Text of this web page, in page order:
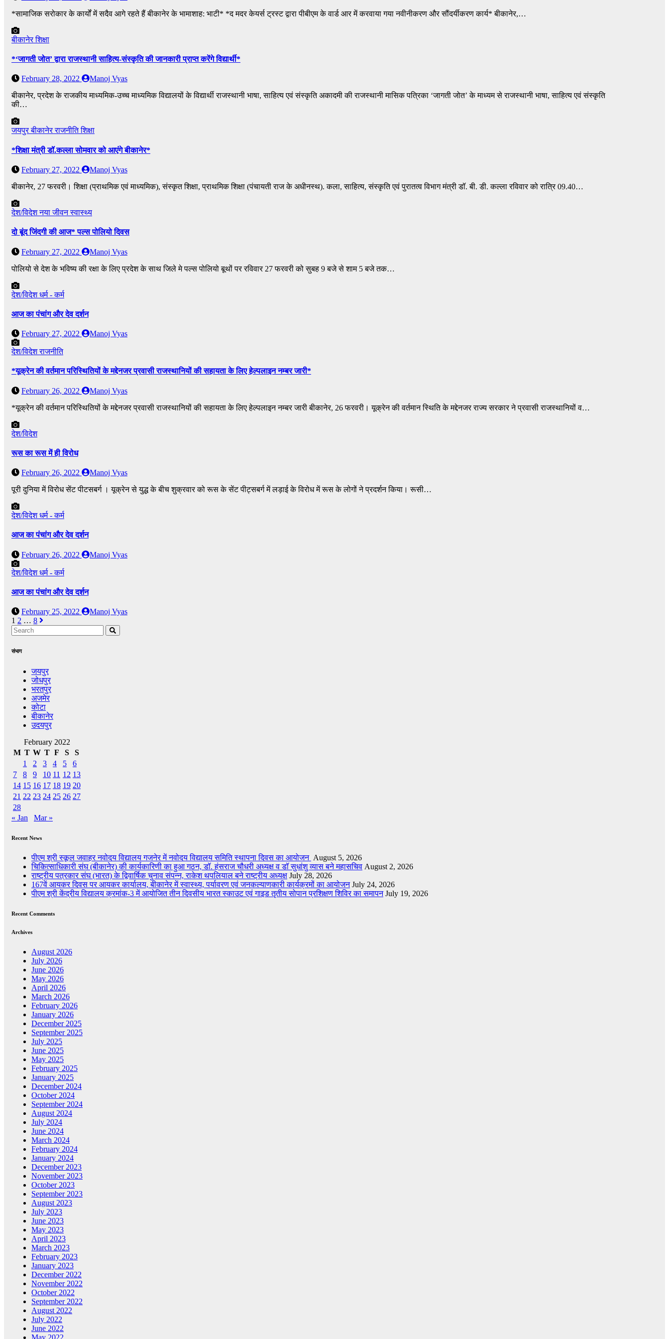
*सामाजिक सरोकार के कार्यों में सदैव आगे रहते हैं बीकानेर के भामाशाह: भाटी* *द मदर केयर्स ट्रस्ट द्वारा पीबीएम के वार्ड आर में करवाया गया नवीनीकरण और सौंदर्यीकरण कार्य* बीकानेर,…
बीकानेरशिक्षा
*‘जागती जोत’ द्वारा राजस्थानी साहित्य-संस्कृति की जानकारी प्राप्त करेंगे विद्यार्थी*
February 28, 2022
Manoj Vyas
बीकानेर, प्रदेश के राजकीय माध्यमिक-उच्च माध्यमिक विद्यालयों के विद्यार्थी राजस्थानी भाषा, साहित्य एवं संस्कृति अकादमी की राजस्थानी मासिक पत्रिका ‘जागती जोत’ के माध्यम से राजस्थानी भाषा, साहित्य एवं संस्कृति
की…
जयपुरबीकानेरराजनीतिशिक्षा
*शिक्षा मंत्री डॉ.कल्ला सोमवार को आएंगे बीकानेर*
February 27, 2022
Manoj Vyas
बीकानेर, 27 फरवरी। शिक्षा (प्राथमिक एवं माध्यमिक), संस्कृत शिक्षा, प्राथमिक शिक्षा (पंचायती राज के अधीनस्थ). कला, साहित्य, संस्कृति एवं पुरातत्व विभाग मंत्री डॉ. बी. डी. कल्ला रविवार को रात्रि 09.40…
देश/विदेशनया जीवनस्वास्थ्य
दो बूंद जिंदगी की आज* पल्स पोलियो दिवस
February 27, 2022
Manoj Vyas
पोलियो से देश के भविष्य की रक्षा के लिए प्रदेश के साथ जिले मे पल्स पोलियो बूथों पर रविवार 27 फरवरी को सुबह 9 बजे से शाम 5 बजे तक…
देश/विदेशधर्म - कर्म
आज का पंचांग और देव दर्शन
February 27, 2022 Manoj Vyas
देश/विदेशराजनीति
*यूक्रेन की वर्तमान परिस्थितियों के मद्देनजर प्रवासी राजस्थानियों की सहायता के लिए हेल्पलाइन नम्बर जारी*
February 26, 2022
Manoj Vyas
*यूक्रेन की वर्तमान परिस्थितियों के मद्देनजर प्रवासी राजस्थानियों की सहायता के लिए हेल्पलाइन नम्बर जारी बीकानेर, 26 फरवरी। यूक्रेन की वर्तमान स्थिति के मद्देनजर राज्य सरकार ने प्रवासी राजस्थानियों व…
देश/विदेश
रूस का रूस में ही विरोध
February 26, 2022
Manoj Vyas
पूरी दुनिया में विरोध सेंट पीटसबर्ग । यूक्रेन से युद्ध के बीच शुक्रवार को रूस के सेंट पीट्सबर्ग में लड़ाई के विरोध में रूस के लोगों ने प्रदर्शन किया। रूसी…
देश/विदेशधर्म - कर्म
आज का पंचांग और देव दर्शन
February 26, 2022 Manoj Vyas
देश/विदेशधर्म - कर्म
आज का पंचांग और देव दर्शन
February 25, 2022 Manoj Vyas
Posts
pagination
1 2 … 8
संभाग
जयपुर
जोधपुर
भरतपुर
अजमेर
कोटा
बीकानेर
उदयपुर
February 2022
M T W T F S
S
1
2 3 4 5
6
7
8 9 10 11 12 13
14 15 16 17 18 19 20
21 22 23 24 25 26 27
28
« Jan
Mar »
Recent News
पीएम श्री स्कूल जवाहर नवोदय विद्यालय गजनेर में नवोदय विद्यालय समिति स्थापना दिवस का आयोजन August 5, 2026
चिकित्साधिकारी संघ (बीकानेर) की कार्यकारिणी का हुआ गठन, डॉ. हंसराज चौधरी अध्यक्ष व डॉ सुधांशु व्यास बने महासचिव August 2, 2026
राष्ट्रीय पत्रकार संघ (भारत) के द्विवार्षिक चुनाव संपन्न, राकेश थपलियाल बने राष्ट्रीय अध्यक्ष July 28, 2026
167वें आयकर दिवस पर आयकर कार्यालय, बीकानेर में स्वास्थ्य, पर्यावरण एवं जनकल्याणकारी कार्यक्रमों का आयोजन July 24, 2026
पीएम श्री केंद्रीय विद्यालय क्रमांक-3 में आयोजित तीन दिवसीय भारत स्काउट एवं गाइड तृतीय सोपान प्रशिक्षण शिविर का समापन July 19, 2026
Recent Comments
Archives
August 2026
July 2026
June 2026
May 2026
April 2026
March 2026
February 2026
January 2026
December 2025
September 2025
July 2025
June 2025
May 2025
February 2025
January 2025
December 2024
October 2024
September 2024
August 2024
July 2024
June 2024
March 2024
February 2024
January 2024
December 2023
November 2023
October 2023
September 2023
August 2023
July 2023
June 2023
May 2023
April 2023
March 2023
February 2023
January 2023
December 2022
November 2022
October 2022
September 2022
August 2022
July 2022
June 2022
May 2022